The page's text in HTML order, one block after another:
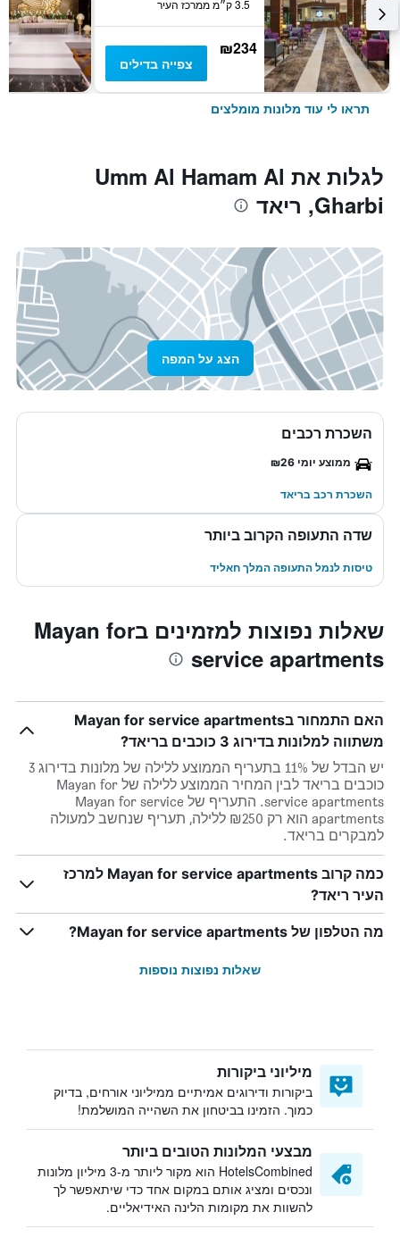
3.5 ק״מ ממרכז העיר
₪234
צפייה בדילים
תראו לי עוד מלונות מומלצים
לגלות את Umm Al Hamam Al
Gharbi, ריאד
הצג על המפה
השכרת רכבים
ממוצע יומי ₪26
השכרת רכב בריאד
שדה התעופה הקרוב ביותר
טיסות לנמל התעופה המלך חאליד
שאלות נפוצות למזמינים בMayan for
service apartments
האם התמחור בMayan for service apartments
משתווה למלונות בדירוג 3 כוכבים בריאד?
יש הבדל של 11% בתעריף הממוצע ללילה של מלונות בדירוג 3
כוכבים בריאד לבין המחיר הממוצע ללילה של Mayan for
service apartments. התעריף של Mayan for service
apartments הוא רק ₪250 ללילה, תעריף שנחשב למעולה
למבקרים בריאד.
כמה קרוב Mayan for service apartments למרכז
העיר ריאד?
מה הטלפון של Mayan for service apartments?
שאלות נפוצות נוספות
מיליוני ביקורות
ביקורות ודירוגים אמיתיים ממיליוני אורחים, בדיוק
כמוך. הזמינו בביטחון את השהייה המושלמת!
מבצעי המלונות הטובים ביותר
HotelsCombined הוא מקור ליותר מ-3 מיליון מלונות
ונכסים ומציג אותם במקום אחד כדי שיתאפשר לך
להשוות את מקומות הלינה האידיאליים.